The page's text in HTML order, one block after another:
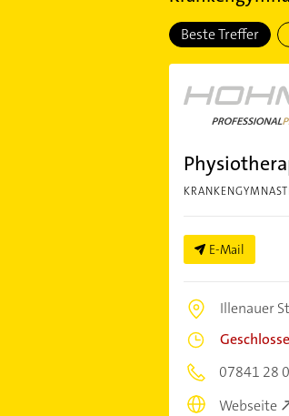
Beste Treffer
E-Mail
Illenauer
07841 28
Webseite